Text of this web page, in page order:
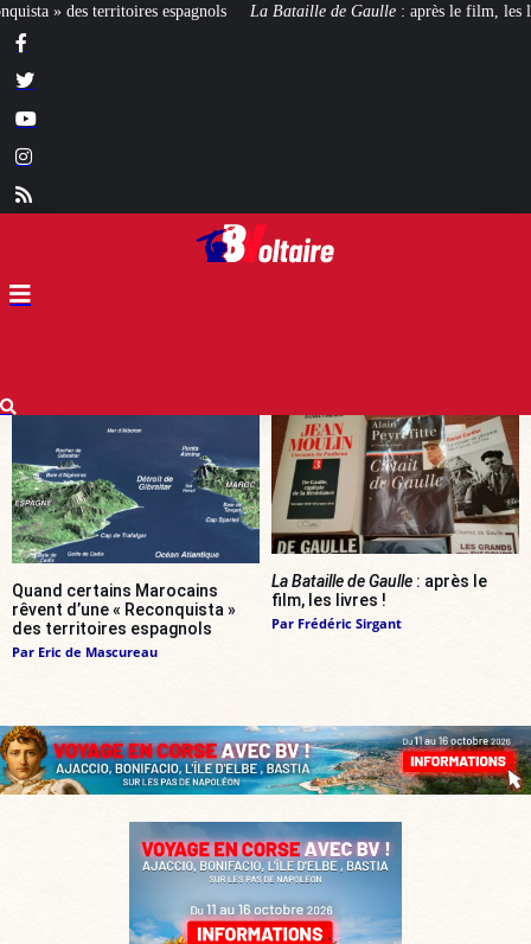
La Bataille de Gaulle: après le film, les livres ! [CINÉMA]De la
Quand certains Marocains
rêvent d’une « Reconquista »
des territoires espagnols
Par Eric de Mascureau
La Bataille de Gaulle : après le
film, les livres !
Par Frédéric Sirgant